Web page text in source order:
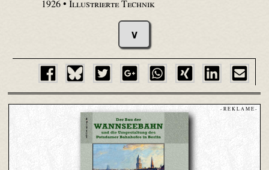
1926 •Illustrierte Technik
∨
- R E K L A M E -